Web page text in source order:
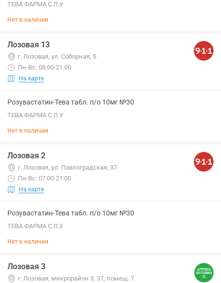
ТЕВА ФАРМА С.Л.У.
Нет в наличии
Лозовая 13
г. Лозовая, ул. Соборная, 5
Пн-Вс: 08:00-21:00
На карте
Розувастатин-Тева табл. п/о 10мг №30
ТЕВА ФАРМА С.Л.У.
Нет в наличии
Лозовая 2
г. Лозовая, ул. Павлоградская, 37
Пн-Вс: 07:00-21:00
На карте
Розувастатин-Тева табл. п/о 10мг №30
ТЕВА ФАРМА С.Л.У.
Нет в наличии
Лозовая 3
г. Лозовая, микрорайон 3, 37, помещ. 7